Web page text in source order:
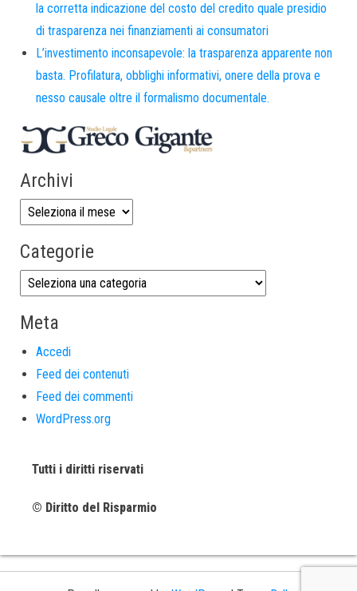
la corretta indicazione del costo del credito quale presidio
di trasparenza nei finanziamenti ai consumatori
L’investimento inconsapevole: la trasparenza apparente non
basta. Profilatura, obblighi informativi, onere della prova e
nesso causale oltre il formalismo documentale.
Archivi
Categorie
Meta
Accedi
Feed dei contenuti
Feed dei commenti
WordPress.org
Tutti i diritti riservati
© Diritto del Risparmio